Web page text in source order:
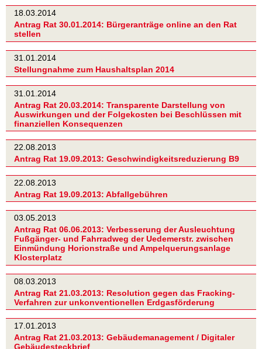
18.03.2014
Antrag Rat 30.01.2014: Bürgeranträge online an den Rat
stellen
31.01.2014
Stellungnahme zum Haushaltsplan 2014
31.01.2014
Antrag Rat 20.03.2014: Transparente Darstellung von
Auswirkungen und der Folgekosten bei Beschlüssen mit
finanziellen Konsequenzen
22.08.2013
Antrag Rat 19.09.2013: Geschwindigkeitsreduzierung B9
22.08.2013
Antrag Rat 19.09.2013: Abfallgebühren
03.05.2013
Antrag Rat 06.06.2013: Verbesserung der Ausleuchtung
Fußgänger- und Fahrradweg der Uedemerstr. zwischen
Einmündung Horionstraße und Ampelquerungsanlage
Klosterplatz
08.03.2013
Antrag Rat 21.03.2013: Resolution gegen das Fracking-
Verfahren zur unkonventionellen Erdgasförderung
17.01.2013
Antrag Rat 21.03.2013: Gebäudemanagement / Digitaler
Gebäudesteckbrief